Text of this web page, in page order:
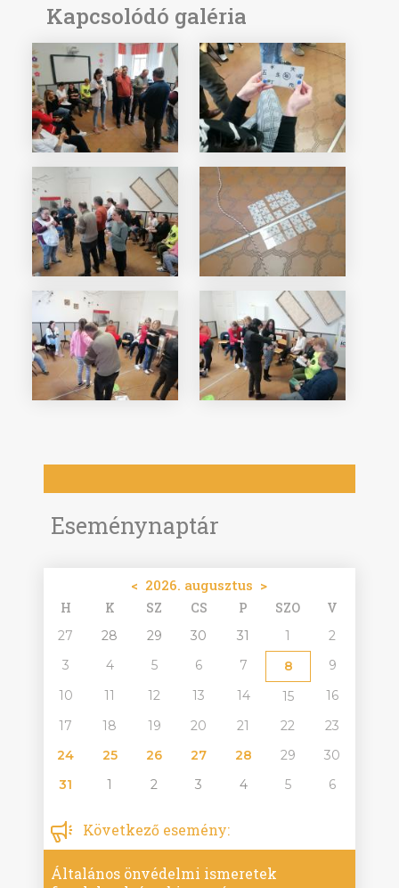
Eseménynaptár
< 2026. augusztus >
H K SZ CS P SZO V
27 28 29 30 31 1
2
3
4 5 6 7 8
9
10
11 12 13 14 15
16
17
18 19 20 21 22
23
24
25 26 27 28 29
30
31
1 2 3 4 5 6
Következő esemény:
Általános önvédelmi ismeretek
Kapcsolódó galéria